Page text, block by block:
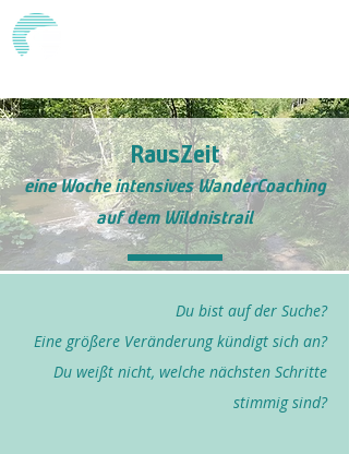
RausZeit
eine Woche intensives WanderCoaching
auf dem Wildnistrail
Du bist auf der Suche?
Eine größere Veränderung kündigt sich an?
Du weißt nicht, welche nächsten Schritte
stimmig sind?